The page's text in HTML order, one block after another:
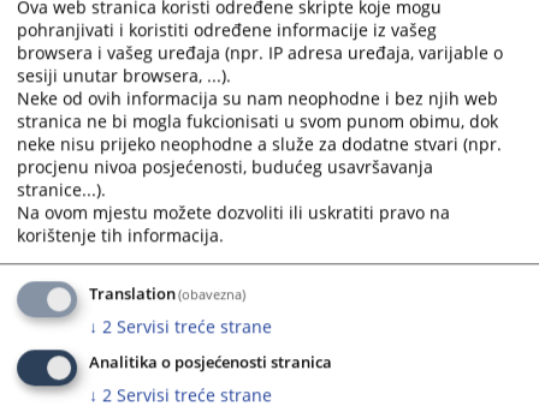
with
the
calendar
and
select
a
date.
Press
the
question
mark
key
to
get
keyboard
shortcuts
for
with
the
calendar
select
a
date.
Press
question
key
keyboard
Ova web stranica koristi određene skripte koje mogu
pohranjivati i koristiti određene informacije iz vašeg
browsera i vašeg uređaja (npr. IP adresa uređaja, varijable o
sesiji unutar browsera, ...).
Neke od ovih informacija su nam neophodne i bez njih web
stranica ne bi mogla fukcionisati u svom punom obimu, dok
neke nisu prijeko neophodne a služe za dodatne stvari (npr.
procjenu nivoa posjećenosti, budućeg usavršavanja
stranice...).
Na ovom mjestu možete dozvoliti ili uskratiti pravo na
korištenje tih informacija.
Translation(obavezna)
↓ 2 Servisi treće strane
Analitika o posjećenosti stranica
↓ 2 Servisi treće strane